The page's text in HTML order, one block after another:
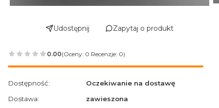
Udostępnij Zapytaj o produkt
0.00(Oceny: 0 Recenzje: 0)
Przejdź do sekcji Opinie
Dostępność:
Oczekiwanie na dostawę
Dostawa:
zawieszona